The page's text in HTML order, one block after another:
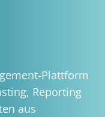
Plattform
Reporting
aus